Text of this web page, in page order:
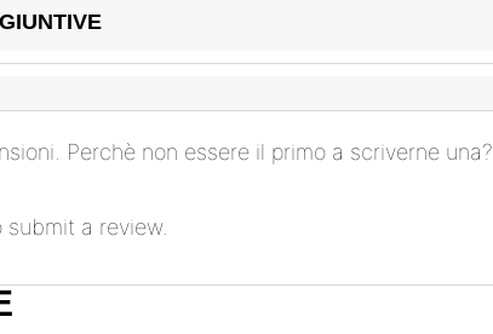
Perchè non essere il primo a scriverne una?
submit a review.